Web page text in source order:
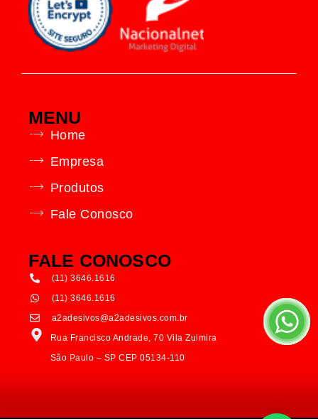
MENU
Home
Empresa
Produtos
Fale Conosco
FALE CONOSCO
(11) 3646.1616
(11) 3646.1616
a2adesivos@a2adesivos.com.br
Rua Francisco Andrade, 70 Vila Zulmira
São Paulo – SP CEP 05134-110